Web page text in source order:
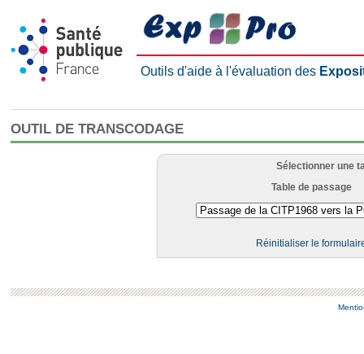
Outils d'aide à l'évaluation des
OUTIL DE TRANSCODAGE
Sélectionner une
Table de passage
Réinitialiser le